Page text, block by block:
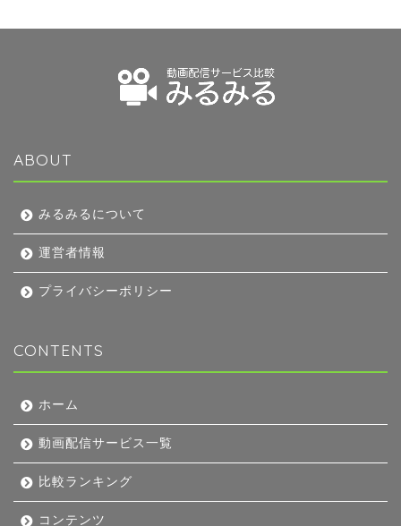
ABOUT
みるみるについて
運営者情報
プライバシーポリシー
CONTENTS
ホーム
動画配信サービス一覧
比較ランキング
コンテンツ